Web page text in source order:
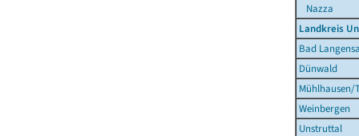
Nazza
Landkreis
Bad
Dünwald
Mühlhausen/
Weinbergen
Unstruttal